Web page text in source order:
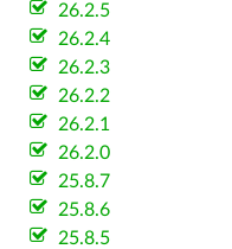
26.2.5
26.2.4
26.2.3
26.2.2
26.2.1
26.2.0
25.8.7
25.8.6
25.8.5